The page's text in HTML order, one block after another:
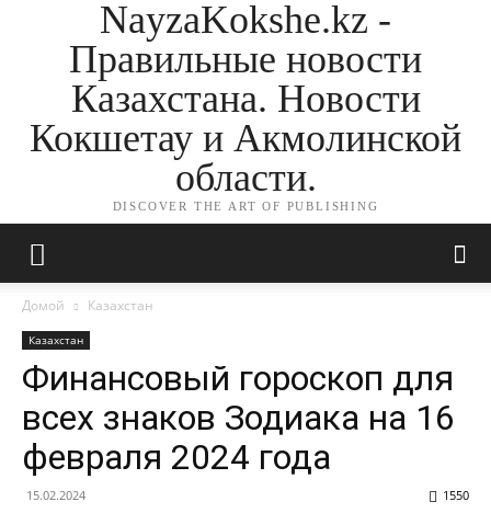
NayzaKokshe.kz -
Правильные новости
Казахстана. Новости
Кокшетау и Акмолинской
области.
DISCOVER THE ART OF PUBLISHING
Домой Казахстан
Казахстан
Финансовый гороскоп для
всех знаков Зодиака на 16
февраля 2024 года
15.02.2024 1550